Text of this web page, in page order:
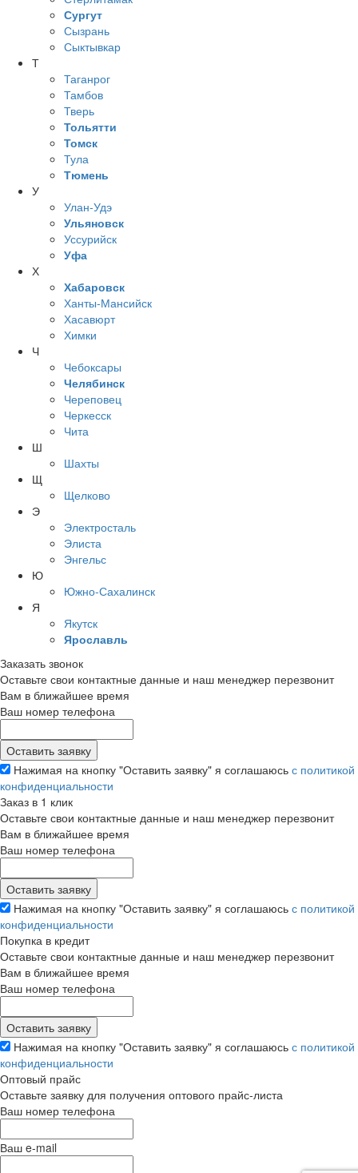
Сургут
Сызрань
Сыктывкар
Т
Таганрог
Тамбов
Тверь
Тольятти
Томск
Тула
Тюмень
У
Улан-Удэ
Ульяновск
Уссурийск
Уфа
Х
Хабаровск
Ханты-Мансийск
Хасавюрт
Химки
Ч
Чебоксары
Челябинск
Череповец
Черкесск
Чита
Ш
Шахты
Щ
Щелково
Э
Электросталь
Элиста
Энгельс
Ю
Южно-Сахалинск
Я
Якутск
Ярославль
Заказать звонок
Оставьте свои контактные данные и наш менеджер перезвонит
Вам в ближайшее время
Ваш номер телефона
Нажимая на кнопку "Оставить заявку" я соглашаюсь с политикой
конфиденциальности
Заказ в 1 клик
Оставьте свои контактные данные и наш менеджер перезвонит
Вам в ближайшее время
Ваш номер телефона
Нажимая на кнопку "Оставить заявку" я соглашаюсь с политикой
конфиденциальности
Покупка в кредит
Оставьте свои контактные данные и наш менеджер перезвонит
Вам в ближайшее время
Ваш номер телефона
Нажимая на кнопку "Оставить заявку" я соглашаюсь с политикой
конфиденциальности
Оптовый прайс
Оставьте заявку для получения оптового прайс-листа
Ваш номер телефона
Ваш e-mail